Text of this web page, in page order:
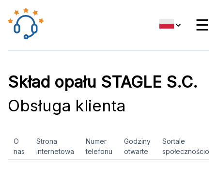
☰
Skład opału STAGLE S.C.
Obsługa klienta
O
nas
Strona
internetowa
Numer
telefonu
Godziny
otwarte
Sortale